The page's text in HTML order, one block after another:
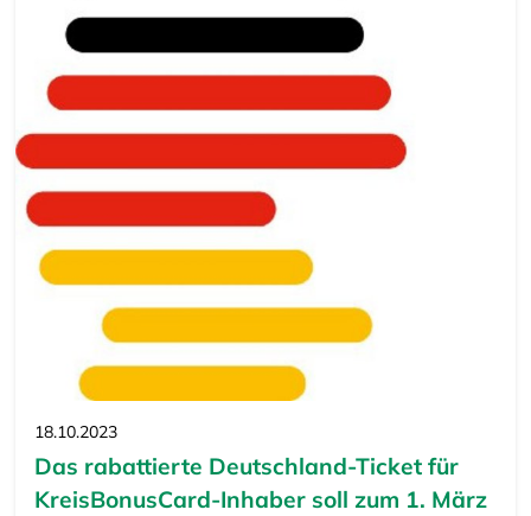
18.10.2023
Das rabattierte Deutschland-Ticket für
KreisBonusCard-Inhaber soll zum 1. März